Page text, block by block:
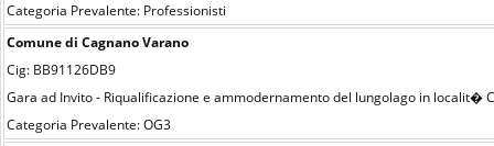
Categoria Prevalente: Professionisti
Comune di Cagnano Varano
Cig: BB91126DB9
Gara ad Invito - Riqualificazione e ammodernamento del lungolago in
Categoria Prevalente: OG3